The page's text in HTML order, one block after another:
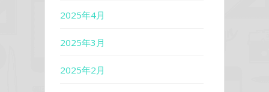
2025年4月
2025年3月
2025年2月